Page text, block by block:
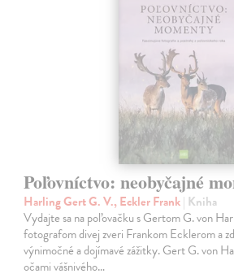
Poľovníctvo: neobyčajné
Harling Gert G. V., Eckler Frank| Kniha
Vydajte sa na poľovačku s Gertom G. von
fotografom divej zveri Frankom Ecklerom a
výnimočné a dojímavé zážitky. Gert G. von
očami vášnivého…